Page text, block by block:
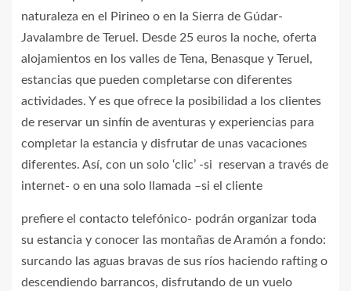
naturaleza en el Pirineo o en la Sierra de Gúdar-
Javalambre de Teruel. Desde 25 euros la noche, oferta
alojamientos en los valles de Tena, Benasque y Teruel,
estancias que pueden completarse con diferentes
actividades. Y es que ofrece la posibilidad a los clientes
de reservar un sinfín de aventuras y experiencias para
completar la estancia y disfrutar de unas vacaciones
diferentes. Así, con un solo ‘clic’ -si reservan a través de
internet- o en una solo llamada –si el cliente
prefiere el contacto telefónico- podrán organizar toda
su estancia y conocer las montañas de Aramón a fondo:
surcando las aguas bravas de sus ríos haciendo rafting o
descendiendo barrancos, disfrutando de un vuelo